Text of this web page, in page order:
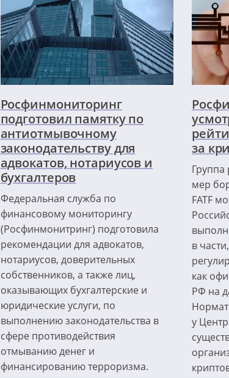
Росфинмониторинг
подготовил памятку по
антиотмывочному
законодательству для
адвокатов, нотариусов и
бухгалтеров
Федеральная служба по
финансовому мониторингу
(Росфинмонитринг) подготовила
рекомендации для адвокатов,
нотариусов, доверительных
собственников, а также лиц,
оказывающих бухгалтерские и
юридические услуги, по
выполнению законодательства в
сфере противодействия
отмыванию денег и
финансированию терроризма.
за
мер
FATF
в
как
РФ на
у